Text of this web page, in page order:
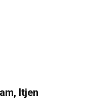
Itjen